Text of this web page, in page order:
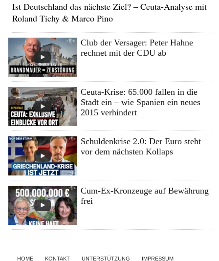
Ist Deutschland das nächste Ziel? – Ceuta-Analyse mit
Roland Tichy & Marco Pino
Club der Versager: Peter Hahne
rechnet mit der CDU ab
Ceuta-Krise: 65.000 fallen in die
Stadt ein – wie Spanien ein neues
2015 verhindert
Schuldenkrise 2.0: Der Euro steht
vor dem nächsten Kollaps
Cum-Ex-Kronzeuge auf Bewährung
frei
Skip to content
HOME KONTAKT UNTERSTÜTZUNG IMPRESSUM